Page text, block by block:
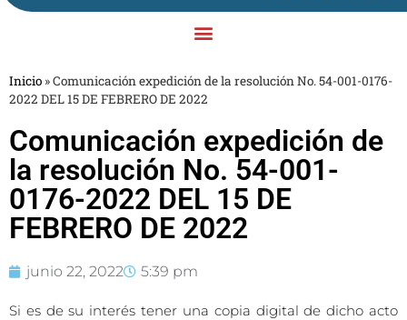
Inicio »Comunicación expedición de la resolución No. 54-001-0176-
2022 DEL 15 DE FEBRERO DE 2022
Comunicación expedición de
la resolución No. 54-001-
0176-2022 DEL 15 DE
FEBRERO DE 2022
junio 22, 2022 5:39 pm
Si es de su interés tener una copia digital de dicho acto